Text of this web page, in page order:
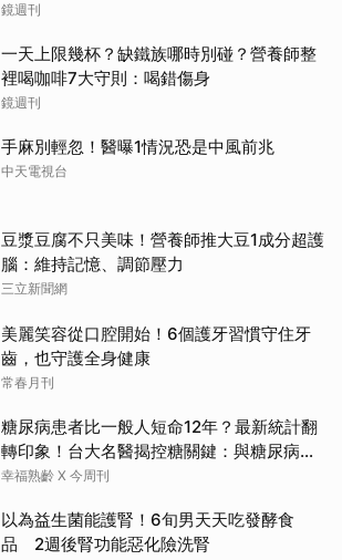
鏡週刊
一天上限幾杯？缺鐵族哪時別碰？營養師整
裡喝咖啡7大守則：喝錯傷身
鏡週刊
手麻別輕忽！醫曝1情況恐是中風前兆
中天電視台
豆漿豆腐不只美味！營養師推大豆1成分超護
腦：維持記憶、調節壓力
三立新聞網
美麗笑容從口腔開始！6個護牙習慣守住牙
齒，也守護全身健康
常春月刊
糖尿病患者比一般人短命12年？最新統計翻
轉印象！台大名醫揭控糖關鍵：與糖尿病為
友、天長地久
幸福熟齡 X 今周刊
以為益生菌能護腎！6旬男天天吃發酵食
品 2週後腎功能惡化險洗腎